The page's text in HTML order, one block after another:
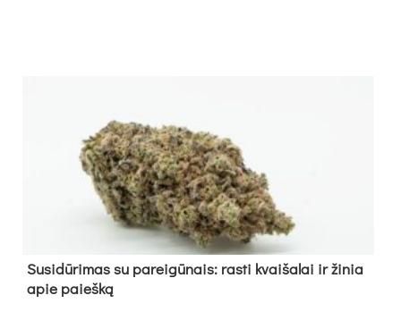
Su­si­dū­ri­mas su pa­rei­gū­nais: ras­ti kvai­ša­lai ir ži­nia
apie paieš­ką